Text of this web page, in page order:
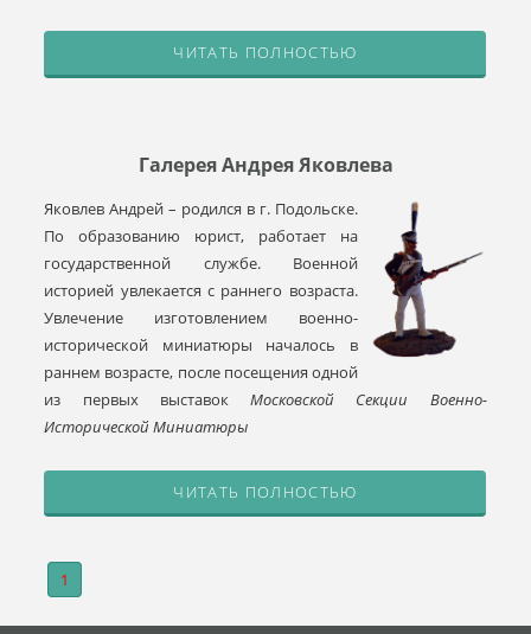
ЧИТАТЬ ПОЛНОСТЬЮ
Галерея Андрея Яковлева
Яковлев Андрей – родился в г. Подольске.
По образованию юрист, работает на
государственной службе. Военной
историей увлекается с раннего возраста.
Увлечение изготовлением военно-
исторической миниатюры началось в
раннем возрасте, после посещения одной
из первых выставокМосковской Секции Военно-
Исторической Миниатюры
ЧИТАТЬ ПОЛНОСТЬЮ
1